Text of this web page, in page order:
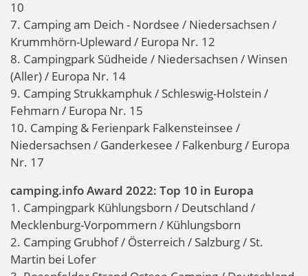
10
7. Camping am Deich - Nordsee / Niedersachsen /
Krummhörn-Upleward / Europa Nr. 12
8. Campingpark Südheide / Niedersachsen / Winsen
(Aller) / Europa Nr. 14
9. Camping Strukkamphuk / Schleswig-Holstein /
Fehmarn / Europa Nr. 15
10. Camping & Ferienpark Falkensteinsee /
Niedersachsen / Ganderkesee / Falkenburg / Europa
Nr. 17
camping.info Award 2022: Top 10 in Europa
1. Campingpark Kühlungsborn / Deutschland /
Mecklenburg-Vorpommern / Kühlungsborn
2. Camping Grubhof / Österreich / Salzburg / St.
Martin bei Lofer